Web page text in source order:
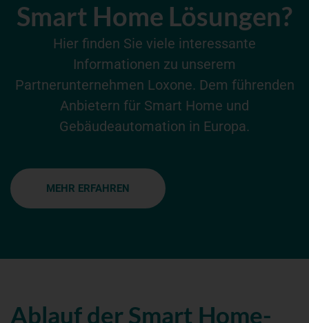
Smart Home Lösungen?
Hier finden Sie viele interessante
Informationen zu unserem
Partnerunternehmen Loxone. Dem führenden
Anbietern für Smart Home und
Gebäudeautomation in Europa.
MEHR ERFAHREN
Ablauf der Smart Home-